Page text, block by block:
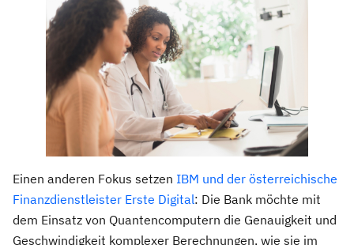
Einen anderen Fokus setzen IBM und der österreichische
Finanzdienstleister Erste Digital: Die Bank möchte mit
dem Einsatz von Quantencomputern die Genauigkeit und
Geschwindigkeit komplexer Berechnungen, wie sie im